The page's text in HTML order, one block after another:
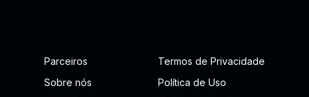
Parceiros
Termos de Privacidade
Sobre nós
Política de Uso